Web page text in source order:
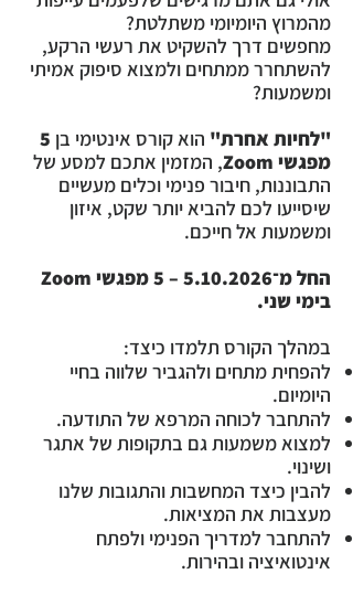
מהמרוץ היומיומי משתלטת?
מחפשים דרך להשקיט את רעשי הרקע,
להשתחרר ממתחים ולמצוא סיפוק אמיתי
ומשמעות?
"לחיות אחרת" הוא קורס אינטימי בן 5
מפגשי Zoom
, המזמין אתכם למסע של
התבוננות, חיבור פנימי וכלים מעשיים
שיסייעו לכם להביא יותר שקט, איזון
ומשמעות אל חייכם.
החל מ־5.10.2026 – 5 מפגשי Zoom
בימי שני.
במהלך הקורס תלמדו כיצד:
להפחית מתחים ולהגביר שלווה בחיי
היומיום.
להתחבר לכוחה המרפא של התודעה.
למצוא משמעות גם בתקופות של אתגר
ושינוי.
להבין כיצד המחשבות והתגובות שלנו
מעצבות את המציאות.
להתחבר למדריך הפנימי ולפתח
אינטואיציה ובהירות.